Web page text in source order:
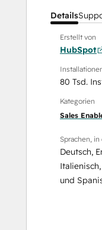
Details
Erstellt von
HubSpot
80 Tsd.
Kategorien
Sales
Sprachen,
Deutsch,
Italienisch,
und